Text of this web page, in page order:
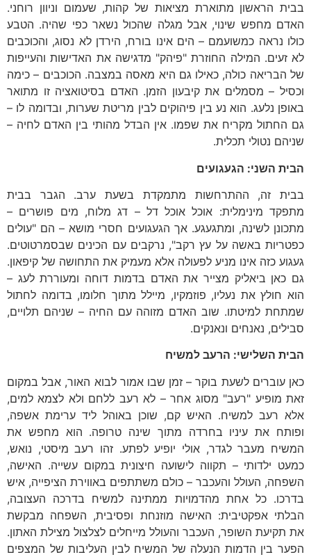
בבית הראשון מתוארת מציאות של קהות, שעמום וניוון רוחני.
האדם מחפש שינוי, אבל מגלה שהכול נשאר כפי שהיה. הטבע
כולו נראה כמשועמם – הים אינו בורח, הירדן לא נסוג, והכוכבים
לא זעים. המילה החוזרת "פיהק" מדגישה את האדישות והעייפות
של הבריאה כולה, כאילו גם היא מאסה במצבה. הכוכבים – כימה
וכסיל – מסמלים את קיבעון הזמן. האדם בסיטואציה זו מתואר
באופן נלעג. הוא נע בין פיהוקים לבין מריטת שערות, ובדומה לו –
גם החתול מקריח את שפמו. אין הבדל מהותי בין האדם לחיה –
שניהם נטולי תכלית.
הבית השני: הגעגועים
בבית זה, ההתרחשות מתמקדת בשעת ערב. הגבר בבית
מתפקד מינימלית: אוכל אוכל דל – דג מלוח, מים פושרים –
מתכונן לשינה, ומתגעגע. אך הגעגועים חסרי מושא – הם "עולים
כפטריות באשה על עץ רקב", נרקבים עם הכינים שבסמרטוטים.
געגוע כזה אינו מניע לפעולה אלא מעמיק את התחושה של קיפאון.
גם כאן ביאליק מצייר את האדם בדמות דוחה ומעוררת לעג –
הוא חולץ את נעליו, פוזמקיו, מיילל מתוך חלומו, בדומה לחתול
שמתחת למיטתו. שוב האדם מזוהה עם החיה – שניהם תלויים,
סבילים, נאנחים ונאנקים.
הבית השלישי: הרעב למשיח
כאן עוברים לשעת בוקר – זמן שבו אמור לבוא האור, אבל במקום
זאת מופיע "רעב" מסוג אחר – לא רעב ללחם ולא לצמא למים,
אלא רעב למשיח. האיש קם, שוכן באוהל ליד ערימת אשפה,
ופותח את עיניו בחרדה מתוך שינה טרופה. הוא מחפש את
המשיח מעבר לגדר, אולי יופיע לפתע. זהו רעב מיסטי, נואש,
כמעט ילדותי – תקווה לישועה חיצונית במקום עשייה. האישה,
השפחה, העולל והעכבר – כולם משתתפים באווירת הציפייה, איש
בדרכו. כל אחת מהדמויות ממתינה למשיח בדרכה העצובה,
הבלתי אפקטיבית: האישה מוזנחת ופסיבית, השפחה מבקשת
את תקיעת השופר, העכבר והעולל מייחלים לצלצול מצילת האתון.
הפער בין הדמות הנעלה של המשיח לבין העליבות של המצפים